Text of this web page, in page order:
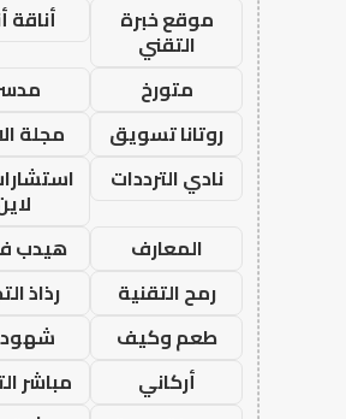
موقع خبرة
التقني
أناقة
متورخ
روتانا تسويق
مجلة
نادي الترددات
المعارف
هيدب
رمح التقنية
رذاذ
طعم وكيف
أركاني
مباشر